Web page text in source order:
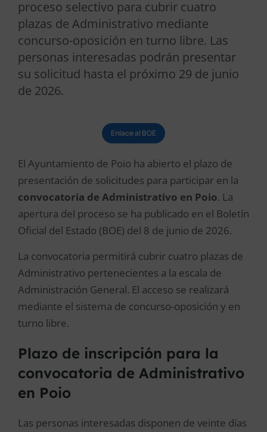
proceso selectivo para cubrir cuatro
plazas de Administrativo mediante
concurso-oposición en turno libre. Las
personas interesadas podrán presentar
su solicitud hasta el próximo 29 de junio
de 2026.
Enlace al BOE
El Ayuntamiento de Poio ha abierto el plazo de
presentación de solicitudes para participar en la
convocatoria de Administrativo en Poio. La
apertura del proceso se ha publicado en el Boletín
Oficial del Estado (BOE) del 8 de junio de 2026.
La convocatoria permitirá cubrir cuatro plazas de
Administrativo pertenecientes a la escala de
Administración General. El acceso se realizará
mediante el sistema de concurso-oposición y en
turno libre.
Plazo de inscripción para la
convocatoria de Administrativo
en Poio
Las personas interesadas disponen de veinte días